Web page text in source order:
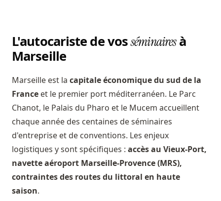
L'autocariste de vosséminairesà
Marseille
Marseille est la capitale économique du sud de la
France et le premier port méditerranéen. Le Parc
Chanot, le Palais du Pharo et le Mucem accueillent
chaque année des centaines de séminaires
d'entreprise et de conventions. Les enjeux
logistiques y sont spécifiques : accès au Vieux-Port,
navette aéroport Marseille-Provence (MRS),
contraintes des routes du littoral en haute
saison.